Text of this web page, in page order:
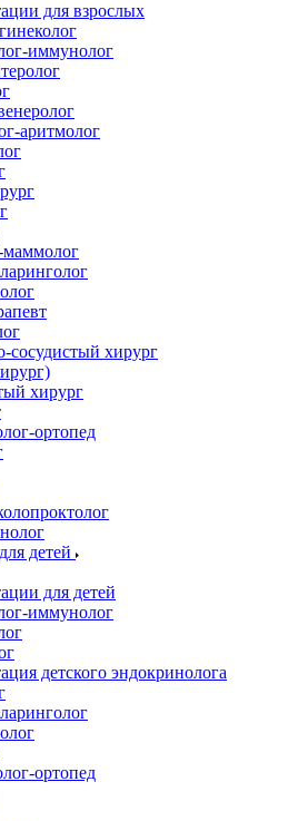
для взрослых
иммунолог
аритмолог
сосудистый хирург
хирург
ортопед
детей
для детей
иммунолог
детского эндокринолога
ортопед